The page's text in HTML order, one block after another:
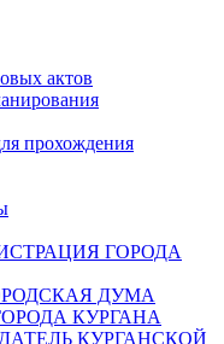
актов
прохождения
ГОРОДА
ДУМА
КУРГАНА
КУРГАНСКОЙ